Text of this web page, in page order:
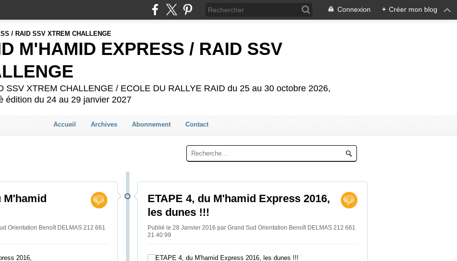
Connexion + Créer mon blog
M'HAMID EXPRESS / RAID SSV
SSV XTREM CHALLENGE / ECOLE DU RALLYE RAID du 25 au 30 octobre 2026,
édition du 24 au 29 janvier 2027
Accueil Archives Abonnement Contact
M'hamid
Orientation Benoît DELMAS 212 661
ETAPE 4, du M'hamid Express 2016,
les dunes !!!
Publié le 28 Janvier 2016 par Grand Sud Orientation Benoît DELMAS 212 661
21 40 99